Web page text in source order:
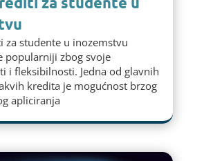
za studente u inozemstvu
popularniji zbog svoje
i fleksibilnosti. Jedna od glavnih
kredita je mogućnost brzog
apliciranja